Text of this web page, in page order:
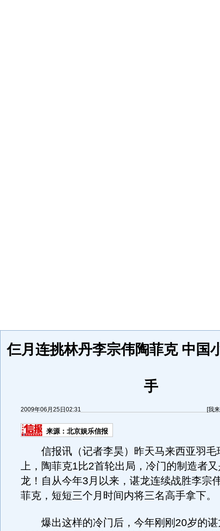
仨月连挑林丹李宗伟陶菲克 中国
手
2009年06月25日02:31 [我
来源： 北京娱乐信报
信报讯（记者李昊）昨天马来西亚羽毛
上，陶菲克1比2首轮出局，冷门的制造者
龙！自从今年3月以来，谌龙连续战胜李宗
菲克，短短三个月时间内将三名高手拿下。
爆出这样的冷门后，今年刚刚20岁的谌